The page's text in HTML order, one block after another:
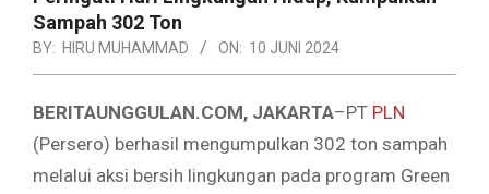
Sampah 302 Ton
BY: HIRU MUHAMMAD ON: 10 JUNI 2024
BERITAUNGGULAN.COM, JAKARTA–PT PLN
(Persero) berhasil mengumpulkan 302 ton sampah
melalui aksi bersih lingkungan pada program Green